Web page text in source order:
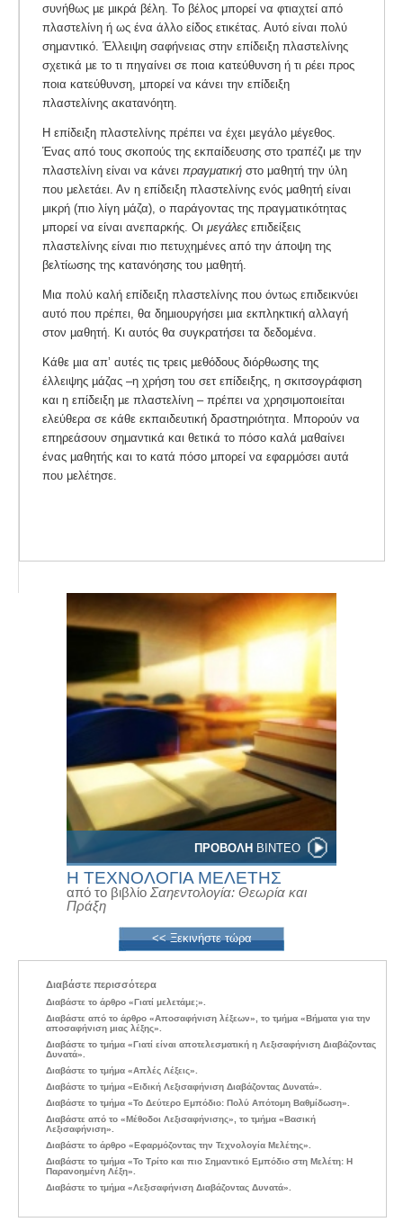
ΠΡΟΒΟΛΗ ΒΙΝΤΕΟ
Η ΤΕΧΝΟΛΟΓΙΑ ΜΕΛΕΤΗΣ
από το βιβλίο Σαηεντολογία: Θεωρία και
Πράξη
<< Ξεκινήστε τώρα
συνήθως µε µικρά βέλη. Το βέλος μπορεί να φτιαχτεί από
πλαστελίνη ή ως ένα άλλο είδος ετικέτας. Αυτό είναι πολύ
σημαντικό. Έλλειψη σαφήνειας στην επίδειξη πλαστελίνης
σχετικά µε το τι πηγαίνει σε ποια κατεύθυνση ή τι ρέει προς
ποια κατεύθυνση, µπορεί να κάνει την επίδειξη
πλαστελίνης ακατανόητη.
Η επίδειξη πλαστελίνης πρέπει να έχει µεγάλο µέγεθος.
Ένας από τους σκοπούς της εκπαίδευσης στο τραπέζι με την
πλαστελίνη είναι να κάνει πραγματική στο μαθητή την ύλη
που μελετάει. Αν η επίδειξη πλαστελίνης ενός μαθητή είναι
μικρή (πιο λίγη μάζα), ο παράγοντας της πραγματικότητας
μπορεί να είναι ανεπαρκής. Οι μεγάλες επιδείξεις
πλαστελίνης είναι πιο πετυχημένες από την άποψη της
βελτίωσης της κατανόησης του µαθητή.
Μια πολύ καλή επίδειξη πλαστελίνης που όντως επιδεικνύει
αυτό που πρέπει, θα δηµιουργήσει µια εκπληκτική αλλαγή
στον µαθητή. Κι αυτός θα συγκρατήσει τα δεδομένα.
Κάθε µια απ’ αυτές τις τρεις µεθόδους διόρθωσης της
έλλειψης µάζας –η χρήση του σετ επίδειξης, η σκιτσογράφιση
και η επίδειξη µε πλαστελίνη – πρέπει να χρησιμοποιείται
ελεύθερα σε κάθε εκπαιδευτική δραστηριότητα. Μπορούν να
επηρεάσουν σηµαντικά και θετικά το πόσο καλά µαθαίνει
ένας µαθητής και το κατά πόσο µπορεί να εφαρµόσει αυτά
που μελέτησε.
Διαβάστε περισσότερα
Διαβάστε το άρθρο «Γιατί μελετάμε;».
Διαβάστε από το άρθρο «Αποσαφήνιση λέξεων», το τμήμα «Βήματα για την
αποσαφήνιση μιας λέξης».
Διαβάστε το τμήμα «Γιατί είναι αποτελεσματική η Λεξισαφήνιση Διαβάζοντας
Δυνατά».
Διαβάστε το τμήμα «Απλές Λέξεις».
Διαβάστε το τμήμα «Ειδική Λεξισαφήνιση Διαβάζοντας Δυνατά».
Διαβάστε το τμήμα «Το Δεύτερο Εμπόδιο: Πολύ Απότομη Βαθμίδωση».
Διαβάστε από το «Μέθοδοι Λεξισαφήνισης», το τμήμα «Βασική
Λεξισαφήνιση».
Διαβάστε το άρθρο «Εφαρμόζοντας την Τεχνολογία Μελέτης».
Διαβάστε το τμήμα «Το Τρίτο και πιο Σημαντικό Εμπόδιο στη Μελέτη: Η
Παρανοημένη Λέξη».
Διαβάστε το τμήμα «Λεξισαφήνιση Διαβάζοντας Δυνατά».